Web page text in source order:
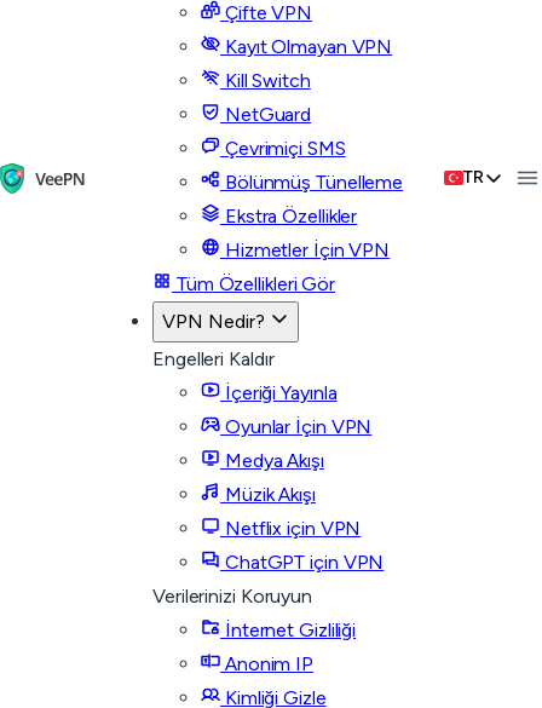
Çifte VPN
Kayıt Olmayan VPN
Kill Switch
NetGuard
Çevrimiçi SMS
Bölünmüş Tünelleme
Ekstra Özellikler
Hizmetler İçin VPN
Tüm Özellikleri Gör
VPN Nedir?
Engelleri Kaldır
İçeriği Yayınla
Oyunlar İçin VPN
Medya Akışı
Müzik Akışı
Netflix için VPN
ChatGPT için VPN
Verilerinizi Koruyun
İnternet Gizliliği
Anonim IP
Kimliği Gizle
TR